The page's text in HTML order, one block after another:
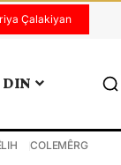
Çalakiyan
DIN
COLEMÊRG